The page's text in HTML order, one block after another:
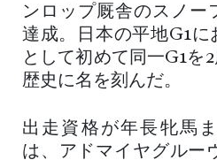
ンロップ厩舎のスノー
達成。日本の平地G1に
として初めて同一G1を
歴史に名を刻んだ。
出走資格が年長牝馬
は、アドマイヤグルー